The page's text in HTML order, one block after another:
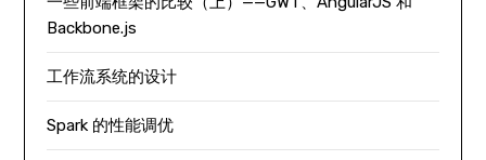
Backbone.js
工作流系统的设计
Spark 的性能调优